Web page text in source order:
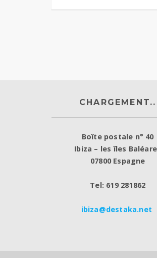
CHARGEMENT..
Boîte postale n° 40
Ibiza – les îles
07800 Espagne
Tel: 619 281862
ibiza@destaka.net